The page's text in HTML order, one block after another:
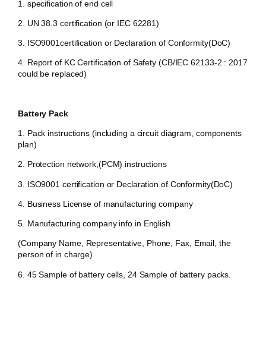
1. specification of end cell
2. UN 38.3 certification (or IEC 62281)
3. ISO9001certification or Declaration of Conformity(DoC)
4. Report of KC Certification of Safety (CB/IEC 62133-2 : 2017
could be replaced)
Battery Pack
1. Pack instructions (including a circuit diagram, components
plan)
2. Protection network,(PCM) instructions
3. ISO9001 certification or Declaration of Conformity(DoC)
4. Business License of manufacturing company
5. Manufacturing company info in English
(Company Name, Representative, Phone, Fax, Email, the
person of in charge)
6. 45 Sample of battery cells, 24 Sample of battery packs.